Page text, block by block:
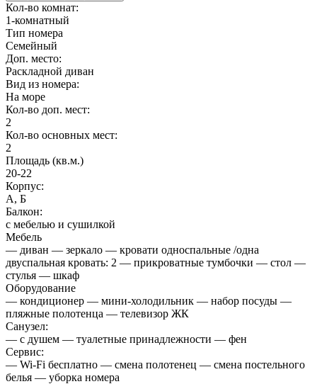
Кол-во комнат:
1-комнатный
Тип номера
Семейный
Доп. место:
Раскладной диван
Вид из номера:
На море
Кол-во доп. мест:
2
Кол-во основных мест:
2
Площадь (кв.м.)
20-22
Корпус:
А, Б
Балкон:
с мебелью и сушилкой
Мебель
— диван — зеркало — кровати односпальные /одна
двуспальная кровать: 2 — прикроватные тумбочки — стол —
стулья — шкаф
Оборудование
— кондиционер — мини-холодильник — набор посуды —
пляжные полотенца — телевизор ЖК
Санузел:
— с душем — туалетные принадлежности — фен
Сервис:
— Wi-Fi бесплатно — смена полотенец — смена постельного
белья — уборка номера